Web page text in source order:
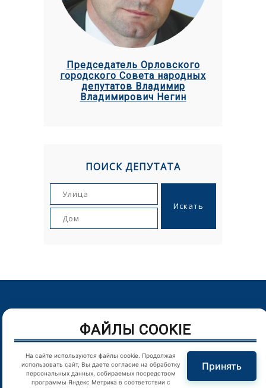
Председатель Орловского
городского Совета народных
депутатов Владимир
Владимирович Негин
ПОИСК ДЕПУТАТА
Пролетарская гора, д. 1. Телефон: (4862) 43-25-54
Цитирование в Интернете материалов сайта возможно
только при наличии гиперссылки
ФАЙЛЫ COOKIE
На сайте используются файлы cookie. Продолжая
использовать сайт, Вы даете согласие на обработку
персональных данных, собираемых посредством
программы Яндекс Метрика в соответствии с
Принять